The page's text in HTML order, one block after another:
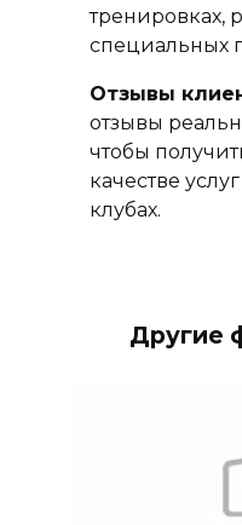
тренировках,
специальных
Отзывы
отзывы
чтобы
качестве
клубах.
Другие